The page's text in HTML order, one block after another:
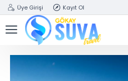
Üye Girişi Kayıt Ol